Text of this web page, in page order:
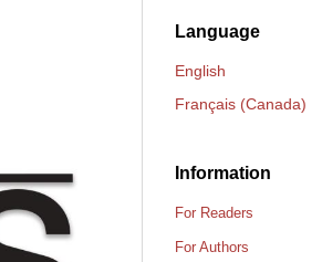
Language
English
Français (Canada)
Information
For Readers
For Authors